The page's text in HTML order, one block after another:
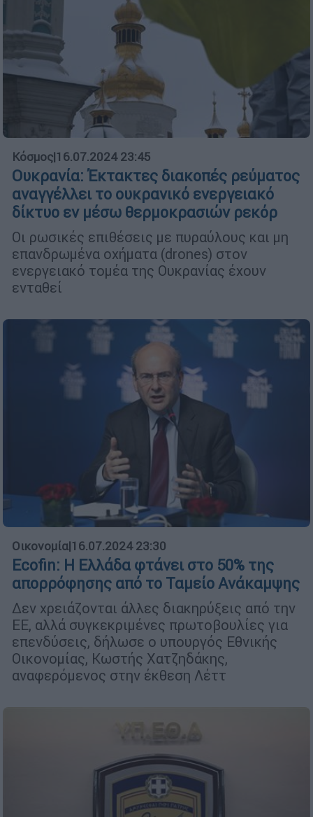
Κόσμος|16.07.2024 23:45
Ουκρανία: Έκτακτες διακοπές ρεύματος
αναγγέλλει το ουκρανικό ενεργειακό
δίκτυο εν μέσω θερμοκρασιών ρεκόρ
Οι ρωσικές επιθέσεις με πυραύλους και μη
επανδρωμένα οχήματα (drones) στον
ενεργειακό τομέα της Ουκρανίας έχουν
ενταθεί
Οικονομία|16.07.2024 23:30
Ecofin: Η Ελλάδα φτάνει στο 50% της
απορρόφησης από το Ταμείο Ανάκαμψης
Δεν χρειάζονται άλλες διακηρύξεις από την
ΕΕ, αλλά συγκεκριμένες πρωτοβουλίες για
επενδύσεις, δήλωσε ο υπουργός Εθνικής
Οικονομίας, Κωστής Χατζηδάκης,
αναφερόμενος στην έκθεση Λέττ